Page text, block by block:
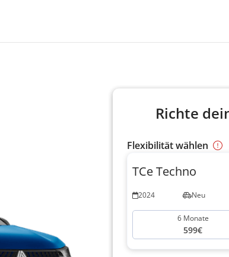
Richte
Flexibilität wählen
TCe Techno
2024 Neu
6 Monate
599€